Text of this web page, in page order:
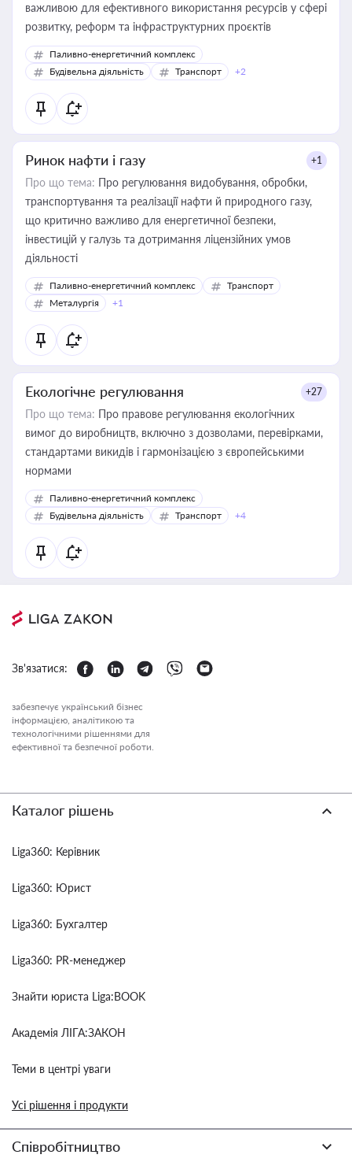
важливою для ефективного використання ресурсів у сфері
розвитку, реформ та інфраструктурних проєктів
Паливно-енергетичний комплекс
Будівельна діяльність
Транспорт +2
Ринок нафти і газу +1
Про що тема: Про регулювання видобування, обробки,
транспортування та реалізації нафти й природного газу,
що критично важливо для енергетичної безпеки,
інвестицій у галузь та дотримання ліцензійних умов
діяльності
Паливно-енергетичний комплекс
Транспорт
Металургія
+1
Екологічне регулювання +27
Про що тема: Про правове регулювання екологічних
вимог до виробництв, включно з дозволами, перевірками,
стандартами викидів і гармонізацією з європейськими
нормами
Паливно-енергетичний комплекс
Будівельна діяльність
Транспорт +4
Зв'язатися:
забезпечує український бізнес
інформацією, аналітикою та
технологічними рішеннями для
ефективної та безпечної роботи.
Каталог рішень
Liga360: Керівник
Liga360: Юрист
Liga360: Бухгалтер
Liga360: PR-менеджер
Знайти юриста Liga:BOOK
Академія ЛІГА:ЗАКОН
Теми в центрі уваги
Усі рішення і продукти
Співробітництво